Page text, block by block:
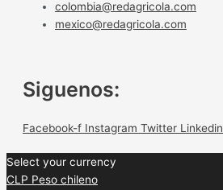
colombia@redagricola.com
mexico@redagricola.com
Siguenos:
Facebook-f Instagram Twitter Linkedin
Select your currency
CLP Peso chileno